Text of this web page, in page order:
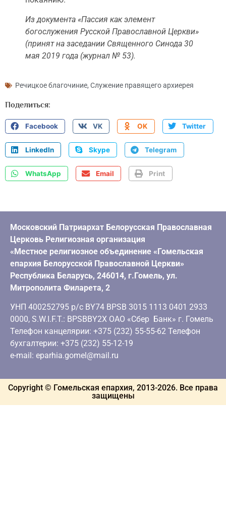
Из документа «Пассия как элемент
богослужения Русской Православной Церкви»
(принят на заседании Священного Синода 30
мая 2019 года (журнал № 53).
Речицкое благочиние, Служение правящего архиерея
Поделиться:
Facebook VK OK Twitter
LinkedIn Skype Telegram
WhatsApp Email Print
Московский Патриархат Белорусская Православная
Церковь Религиозная организация
«Местное религиозное объединение «Гомельская
епархия Белорусской Православной Церкви»
Республика Беларусь, 246014, г.Гомель, ул.
Митрополита Филарета, 2
УНП 400252795 р/с BY74 BPSB 3015 1113 0401 2933
0000, S.W.I.F.T.: BPSBBY2X ОАО «Сбер Банк» г. Гомель
Телефон канцелярии: +375 (232) 55-55-62 Телефон
бухгалтерии: +375 (232) 55-12-19
e-mail: eparhia.gomel@mail.ru
Copyright © Гомельская епархия, 2013-2026. Все права
защищены